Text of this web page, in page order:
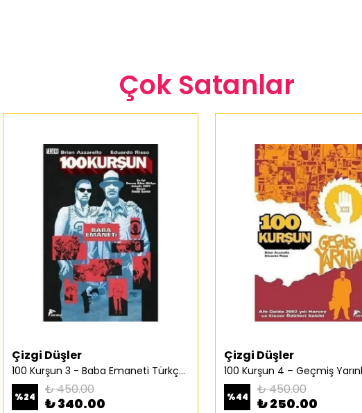
Çok Satanlar
Çizgi Düşler
100 Kurşun 3 - Baba Emaneti Türkçe Çizgi Roman
%24 ₺ 450.00
₺ 340.00
Çizgi Düşler
%44 ₺ 450.00
₺ 250.00